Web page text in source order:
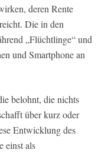
deren Rente
Die in den
„Flüchtlinge“ und
und Smartphone an
belohnt, die nichts
über kurz oder
Entwicklung des
einst als